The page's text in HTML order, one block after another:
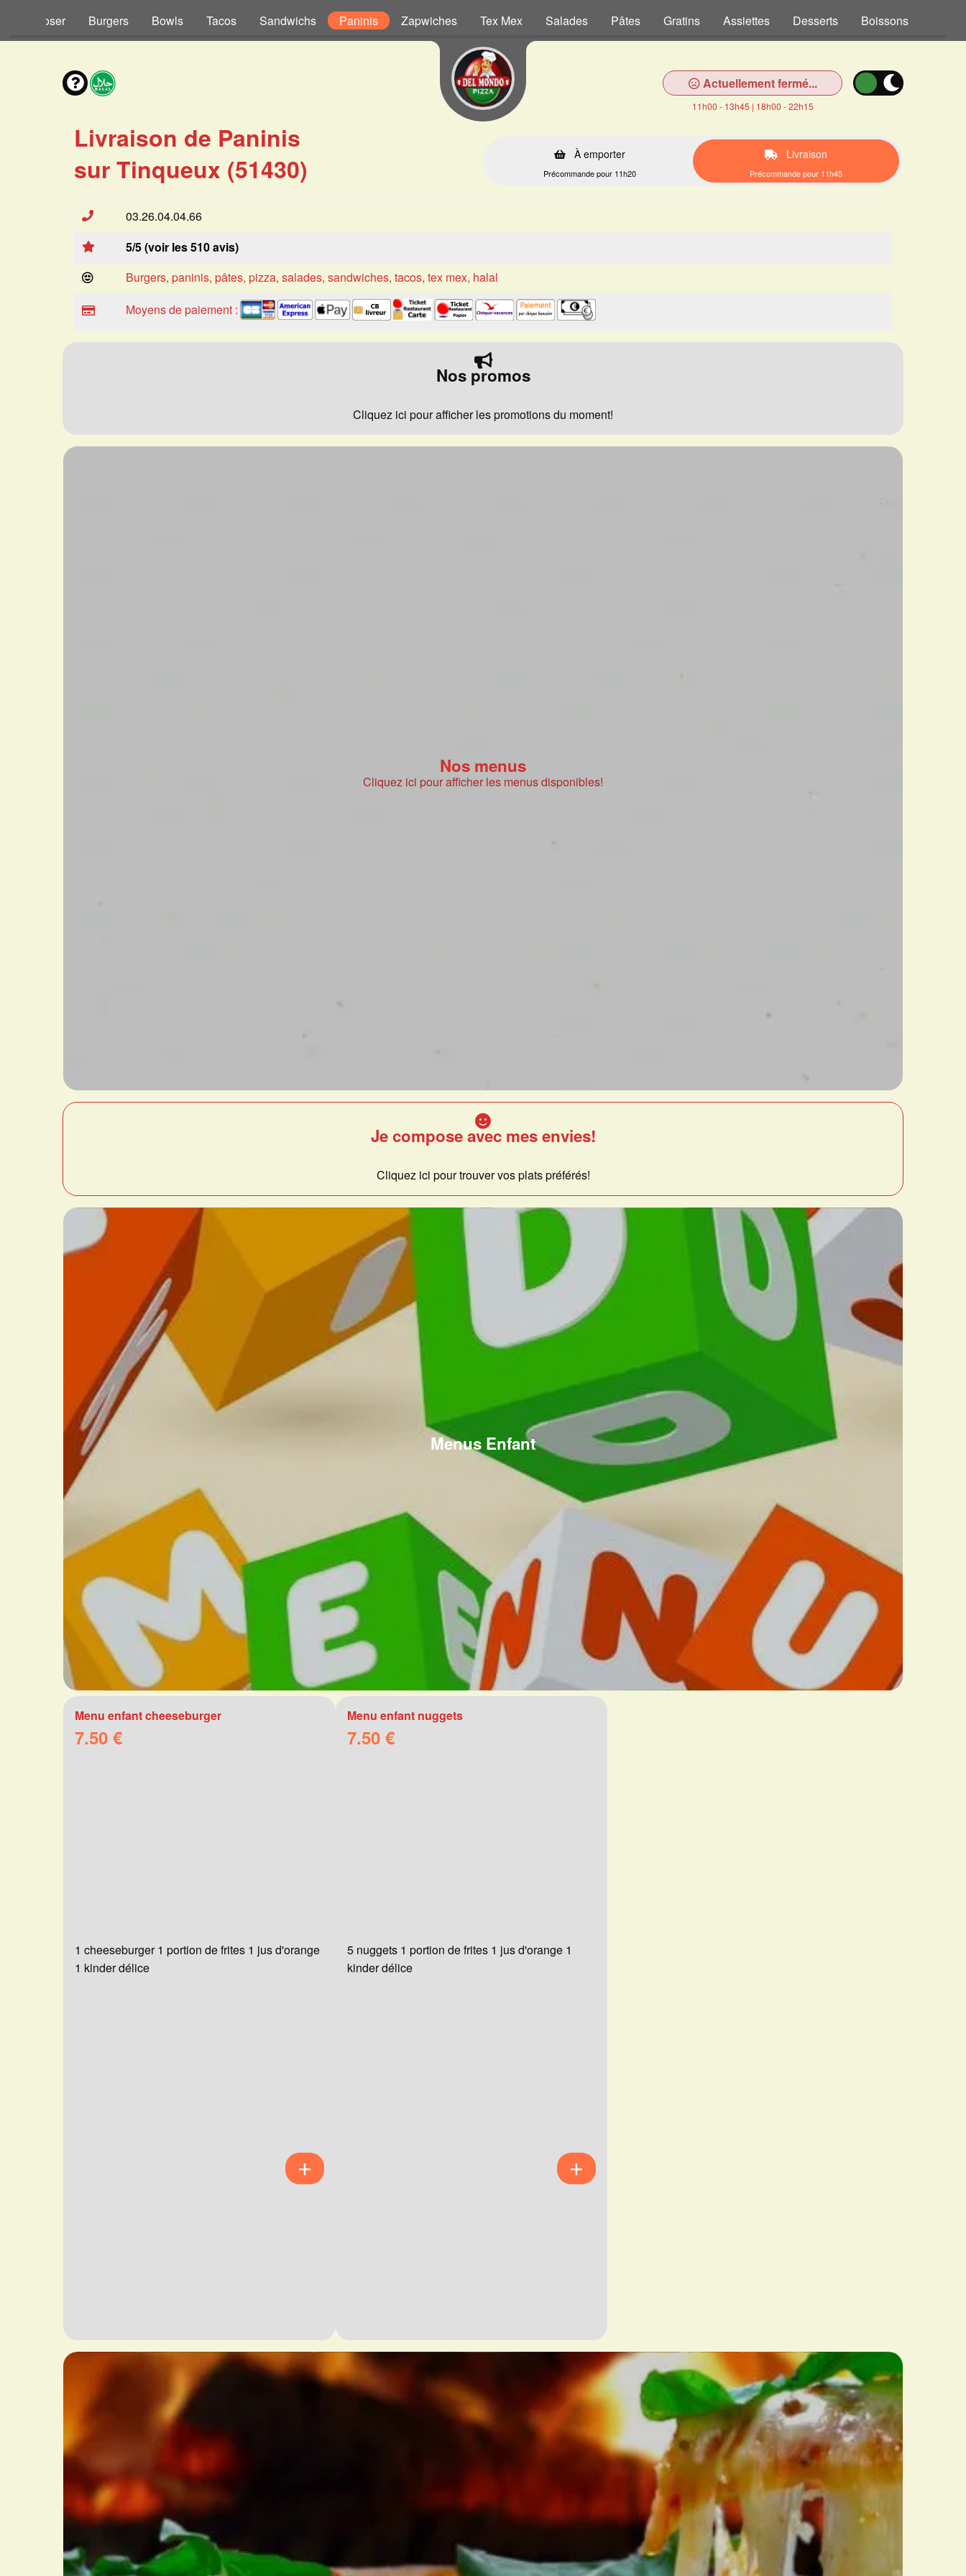
Composer Burgers Bowls Tacos Sandwichs Paninis Zapwiches Tex Mex Salades Pâtes Gratins Assiettes Desserts Boissons
Actuellement fermé...
11h00 - 13h45 | 18h00 - 22h15
Livraison de Paninis
sur Tinqueux (51430)
À emporter
Précommande pour 11h20
Livraison
Précommande pour 11h45
03.26.04.04.66
5/5 (voir les 510 avis)
Burgers, paninis, pâtes, pizza, salades, sandwiches, tacos, tex mex, halal
Moyens de paiement :
Nos promos
Cliquez ici pour afficher les promotions du moment!
Nos menus
Cliquez ici pour afficher les menus disponibles!
Je compose avec mes envies!
Cliquez ici pour trouver vos plats préférés!
Menus Enfant
Menu enfant cheeseburger
7.50 €
1 cheeseburger 1 portion de frites 1 jus d'orange
1 kinder délice
Menu enfant nuggets
7.50 €
5 nuggets 1 portion de frites 1 jus d'orange 1
kinder délice